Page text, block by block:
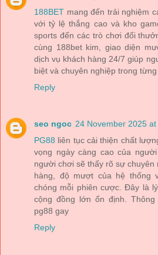
188BET mang đến trải nghiệm
với tỷ lệ thắng cao và kho
sports đến các trò chơi đổi
cùng 188bet kim, giao diện
dịch vụ khách hàng 24/7 giúp
biệt và chuyên nghiệp trong
Reply
seo ngoc 24 November 2025
PG88 liên tục cải thiện chất
vọng ngày càng cao của
người chơi sẽ thấy rõ sự chuyên
hàng, độ mượt của hệ thống
chóng mỗi phiên cược. Đây là
cộng đồng lớn ổn định.
pg88 gay
Reply